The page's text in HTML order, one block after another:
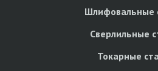
Шлифовальные
Сверлильные
Токарные